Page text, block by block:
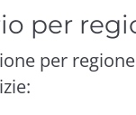
per
per